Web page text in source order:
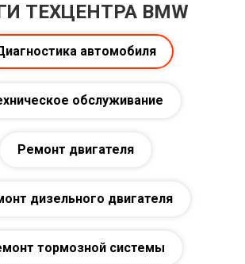
ТЕХЦЕНТРА BMW
автомобиля
обслуживание
Ремонт двигателя
дизельного двигателя
тормозной системы